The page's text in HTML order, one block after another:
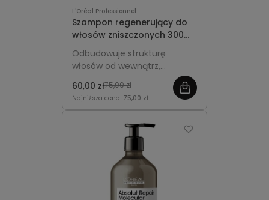
L'Oréal Professionnel
Szampon regenerujący do
włosów zniszczonych 300ml
- L'Oréal Professionnel
Absolut Repair Molecular
Odbudowuje strukturę
włosów od wewnątrz,
wzmacnia je i przywraca im
miękkość, elastyczność oraz
zdrowy wygląd.
60,00 zł75,00 zł
Najniższa cena: 75,00 zł